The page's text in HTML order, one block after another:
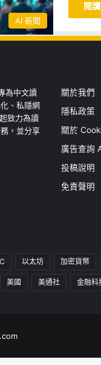
AI 新聞
閱
為中文讀
、私隱網
致力為讀
，並分享
關於我們
隱私政策
關於
廣告查詢
投稿說明
免責聲明
以太坊 加密貨幣
美國 美通社 金融科